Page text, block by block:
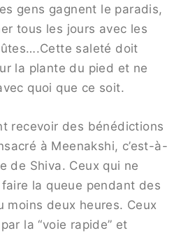
gens gagnent le paradis,
tous les jours avec les
saleté doit
la plante du pied et ne
quoi que ce soit.
recevoir des bénédictions
à Meenakshi, c’est-à-
de Shiva. Ceux qui ne
la queue pendant des
moins deux heures. Ceux
la “voie rapide” et